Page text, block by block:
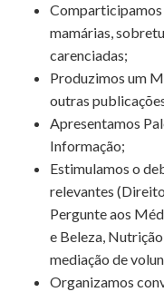
Comparticipamos
mamárias,
carenciadas;
Produzimos um
outras
Apresentamos
Informação;
Estimulamos o
relevantes
Pergunte aos
e Beleza,
mediação de
Organizamos